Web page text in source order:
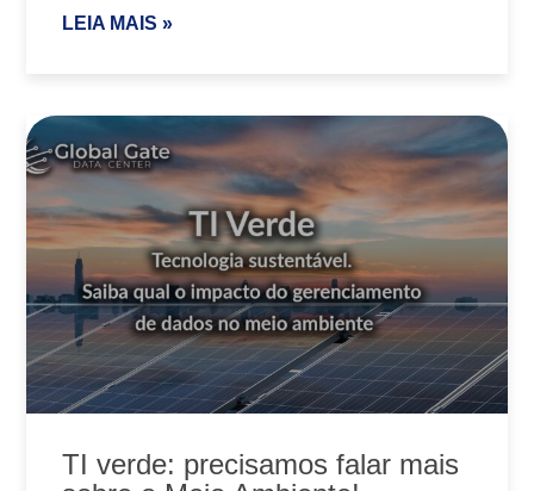
LEIA MAIS »
TI verde: precisamos falar mais